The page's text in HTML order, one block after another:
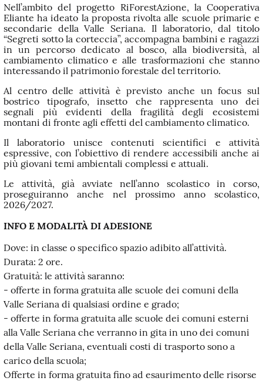
Nell’ambito del progetto RiForestAzione, la Cooperativa
Eliante ha ideato la proposta rivolta alle scuole primarie e
secondarie della Valle Seriana. Il laboratorio, dal titolo
“Segreti sotto la corteccia”, accompagna bambini e ragazzi
in un percorso dedicato al bosco, alla biodiversità, al
cambiamento climatico e alle trasformazioni che stanno
interessando il patrimonio forestale del territorio.
Al centro delle attività è previsto anche un focus sul
bostrico tipografo, insetto che rappresenta uno dei
segnali più evidenti della fragilità degli ecosistemi
montani di fronte agli effetti del cambiamento climatico.
Il laboratorio unisce contenuti scientifici e attività
espressive, con l’obiettivo di rendere accessibili anche ai
più giovani temi ambientali complessi e attuali.
Le attività, già avviate nell’anno scolastico in corso,
proseguiranno anche nel prossimo anno scolastico,
2026/2027.
INFO E MODALITÀ DI ADESIONE
Dove: in classe o specifico spazio adibito all’attività.
Durata: 2 ore.
Gratuità: le attività saranno:
- offerte in forma gratuita alle scuole dei comuni della
Valle Seriana di qualsiasi ordine e grado;
- offerte in forma gratuita alle scuole dei comuni esterni
alla Valle Seriana che verranno in gita in uno dei comuni
della Valle Seriana, eventuali costi di trasporto sono a
carico della scuola;
Offerte in forma gratuita fino ad esaurimento delle risorse